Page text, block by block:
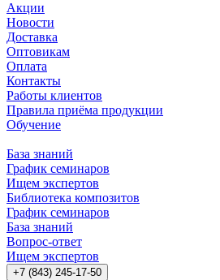
Акции
Новости
Доставка
Оптовикам
Оплата
Контакты
Работы клиентов
Правила приёма продукции
Обучение
База знаний
График семинаров
Ищем экспертов
Библиотека композитов
График семинаров
База знаний
Вопрос-ответ
Ищем экспертов
+7 (843) 245-17-50